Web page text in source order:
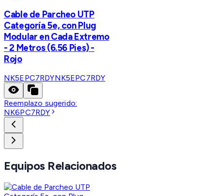
Cable de Parcheo UTP
Categoría 5e, con Plug
Modular en Cada Extremo
- 2 Metros (6.56 Pies) -
Rojo
NK5EPC7RDYNK5EPC7RDY
Reemplazo sugerido:
NK6PC7RDY
Equipos Relacionados